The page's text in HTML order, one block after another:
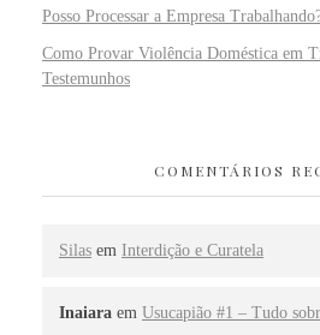
Posso Processar a Empresa
Como Provar Violência Doméstica em
Testemunhos
COMENTÁRIOS
Silas em Interdição e Curatela
Inaiara em Usucapião #1 – Tudo